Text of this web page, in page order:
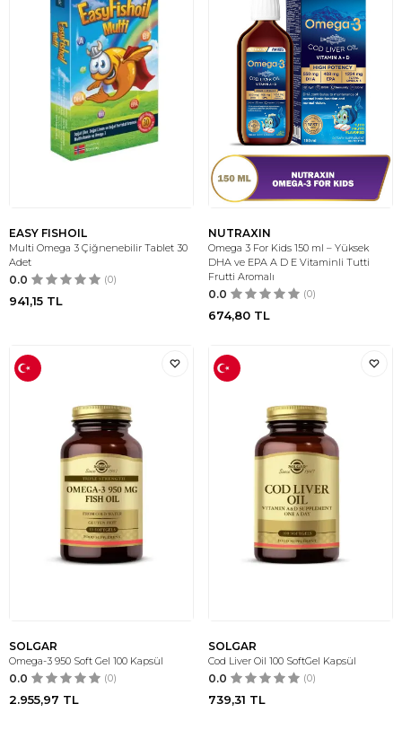
EASY FISHOIL
Multi Omega 3 Çiğnenebilir Tablet 30
Adet
0.0 (0)
941,15 TL
NUTRAXIN
Omega 3 For Kids 150 ml – Yüksek
DHA ve EPA A D E Vitaminli Tutti
Frutti Aromalı
0.0 (0)
674,80 TL
SOLGAR
Omega-3 950 Soft Gel 100 Kapsül
0.0 (0)
2.955,97 TL
SOLGAR
Cod Liver Oil 100 SoftGel Kapsül
0.0 (0)
739,31 TL